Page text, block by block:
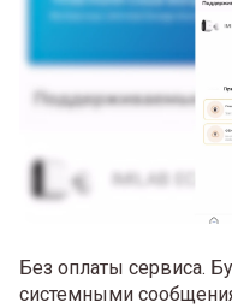
Без оплаты сервиса.
системными